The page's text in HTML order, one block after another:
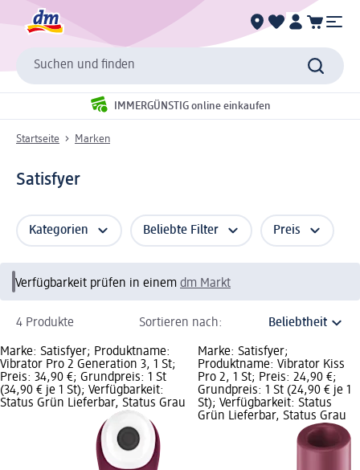
Suchen und finden
IMMERGÜNSTIG online einkaufen
Startseite Marken
Satisfyer
Kategorien Beliebte Filter Preis
Verfügbarkeit prüfen in einem dm Markt
4 Produkte Sortieren nach:
Marke: Satisfyer; Produktname:
Vibrator Pro 2 Generation 3, 1 St;
Preis: 34,90 €; Grundpreis: 1 St
(34,90 € je 1 St); Verfügbarkeit:
Status Grün Lieferbar, Status Grau
Marke: Satisfyer;
Produktname: Vibrator Kiss
Pro 2, 1 St; Preis: 24,90 €;
Grundpreis: 1 St (24,90 € je 1
St); Verfügbarkeit: Status
Grün Lieferbar, Status Grau